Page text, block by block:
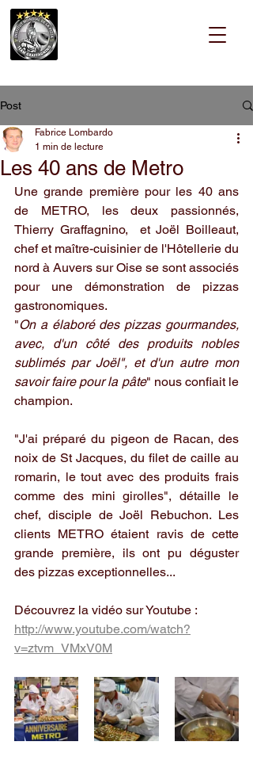
Post
Les 40 ans de Metro
Fabrice Lombardo
1 min de lecture
Une grande première pour les 40 ans
de METRO, les deux passionnés,
Thierry Graffagnino,  et Joël Boilleaut,
chef et maître-cuisinier de l'Hôtellerie du
nord à Auvers sur Oise se sont associés
pour une démonstration de pizzas
gastronomiques.
"On a élaboré des pizzas gourmandes,
avec, d'un côté des produits nobles
sublimés par Joël", et d'un autre mon
savoir faire pour la pâte" nous confiait le
champion.
"J'ai préparé du pigeon de Racan, des
noix de St Jacques, du filet de caille au
romarin, le tout avec des produits frais
comme des mini girolles", détaille le
chef, disciple de Joël Rebuchon. Les
clients METRO étaient ravis de cette
grande première, ils ont pu déguster
des pizzas exceptionnelles... ​
Découvrez la vidéo sur Youtube :
http://www.youtube.com/watch?
v=ztvm_VMxV0M